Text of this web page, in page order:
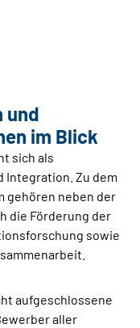
und
im Blick
sich als
Integration. Zu dem
gehören neben der
die Förderung der
sowie
aufgeschlossene
aller